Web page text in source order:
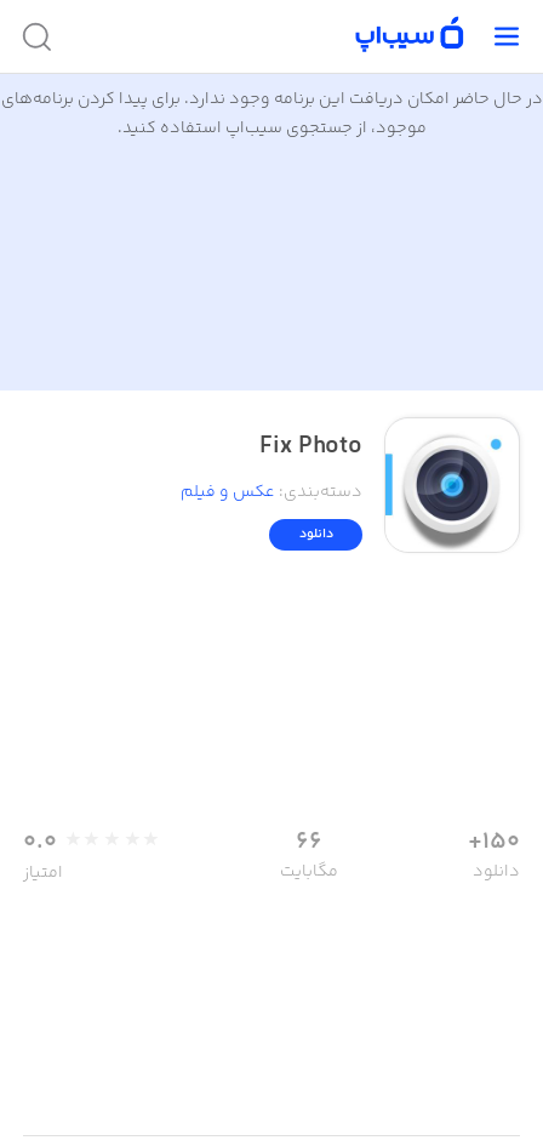
در حال حاضر امکان دریافت این برنامه وجود ندارد. برای پیدا کردن برنامه‌های
موجود، از جستجوی سیب‌اپ استفاده کنید.
Fix Photo
دسته‌بندی: عکس و فیلم
دانلود
150+
دانلود
66
مگابایت
0.0
امتیاز